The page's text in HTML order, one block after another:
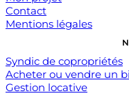
Contact
Mentions légales
Syndic de copropriétés
Acheter ou vendre un
Gestion locative